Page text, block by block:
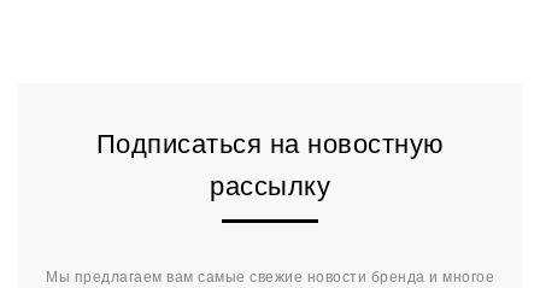
Подписаться на новостную
рассылку
Мы предлагаем вам самые свежие новости бренда и многое